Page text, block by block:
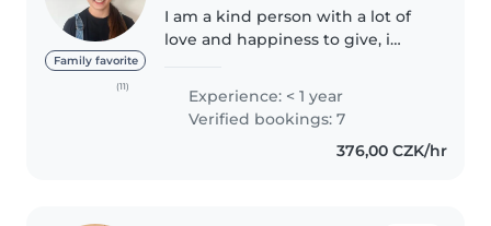
Family favorite
(11)
I am a kind person with a lot of
love and happiness to give, i
babysitter i have worked as one
for two years during the
pandemic, i have read a lot of..
Experience: < 1 year
Verified bookings: 7
376,00 CZK/hr